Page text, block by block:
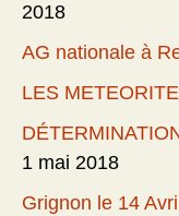
2018
AG nationale à
LES
1 mai 2018
Grignon le 14 Avril